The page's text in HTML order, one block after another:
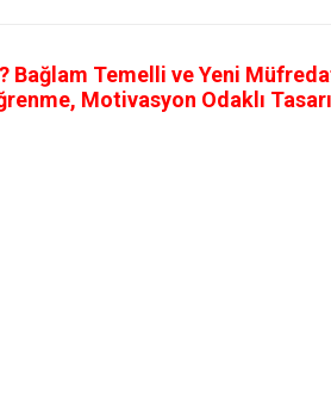
Bağlam Temelli ve Yeni
Motivasyon Odaklı